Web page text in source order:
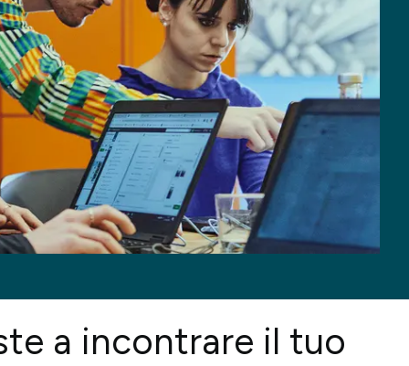
to Store
Training & Sviluppo Organizzativo
a incontrare il tuo